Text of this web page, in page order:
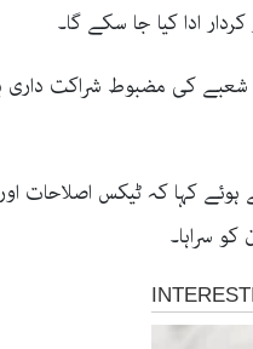
ادا کیا جا سکے گا۔
شعبے کی مضبوط شراکت
ہوئے کہا کہ ٹیکس اصلاحات
سراہا۔